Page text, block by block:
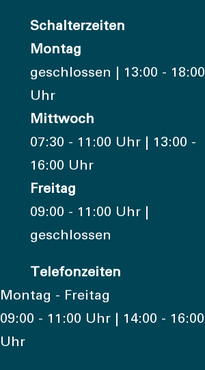
Schalterzeiten
Montag
geschlossen | 13:00 - 18:00
Uhr
Mittwoch
07:30 - 11:00 Uhr | 13:00 -
16:00 Uhr
Freitag
09:00 - 11:00 Uhr |
geschlossen
Telefonzeiten
Montag - Freitag
09:00 - 11:00 Uhr | 14:00 - 16:00
Uhr